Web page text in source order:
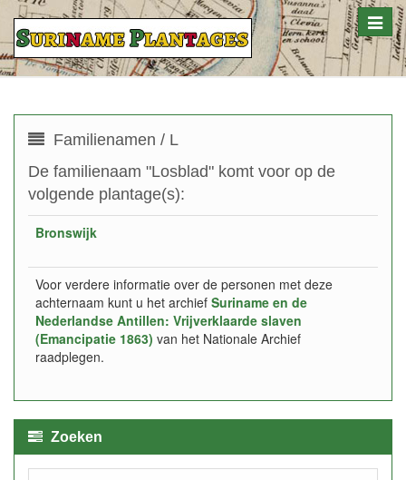
Toggle
Familienamen / L
De familienaam "Losblad" komt voor op de
volgende plantage(s):
Bronswijk
Voor verdere informatie over de personen met deze
achternaam kunt u het archief Suriname en de
Nederlandse Antillen: Vrijverklaarde slaven
(Emancipatie 1863) van het Nationale Archief
raadplegen.
Zoeken